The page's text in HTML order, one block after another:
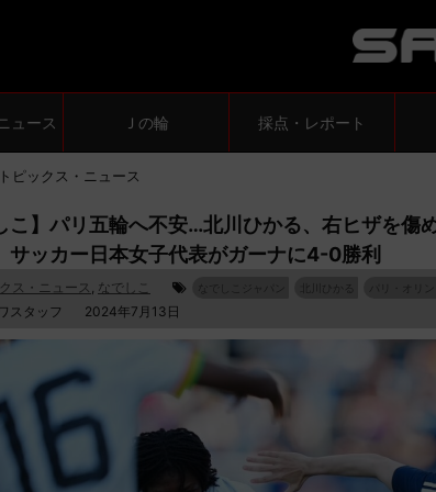
ュース Ｊの輪 採点・レポート
トピックス・ニュース
こ】パリ五輪へ不安…北川ひかる、右ヒザを傷
サッカー日本女子代表がガーナに4-0勝利
ス・ニュース , なでしこ
スタッフ 2024年7月13日